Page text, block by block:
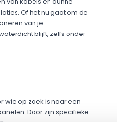
Of het nu gaat om de
van je
blijft, zelfs onder
wie op zoek is naar een
Door zijn specifieke
van een
door deze doorvoer